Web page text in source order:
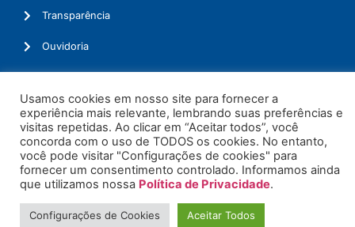
Transparência
Ouvidoria
© 2026. Todos os Direitos Reservados.
Usamos cookies em nosso site para fornecer a
experiência mais relevante, lembrando suas preferências e
visitas repetidas. Ao clicar em “Aceitar todos”, você
concorda com o uso de TODOS os cookies. No entanto,
você pode visitar "Configurações de cookies" para
fornecer um consentimento controlado. Informamos ainda
que utilizamos nossa Política de Privacidade.
Configurações de Cookies Aceitar Todos